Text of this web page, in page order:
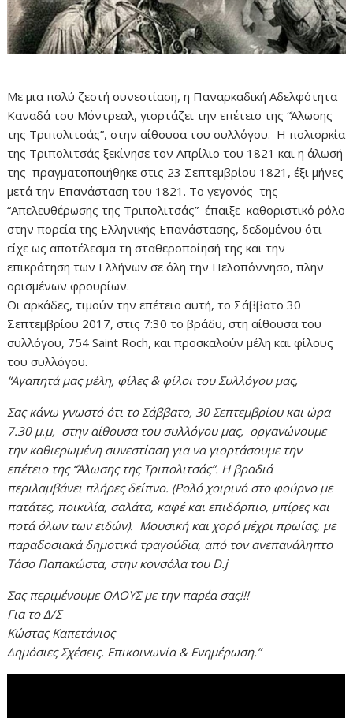
​Με μια πολύ ζεστή συνεστίαση, η Παναρκαδική Αδελφότητα
Καναδά του Μόντρεαλ, γιορτάζει την επέτειο της “Άλωσης
της Τριπολιτσάς”, στην αίθουσα του συλλόγου. Η πολιορκία
της Τριπολιτσάς ξεκίνησε τον Απρίλιο του 1821 και η άλωσή
της πραγματοποιήθηκε στις 23 Σεπτεμβρίου 1821, έξι μήνες
μετά την Επανάσταση του 1821. Το γεγονός της
“Απελευθέρωσης της Τριπολιτσάς” έπαιξε καθοριστικό ρόλο
στην πορεία της Ελληνικής Επανάστασης, δεδομένου ότι
είχε ως αποτέλεσμα τη σταθεροποίησή της και την
επικράτηση των Ελλήνων σε όλη την Πελοπόννησο, πλην
ορισμένων φρουρίων.
Οι αρκάδες, τιμούν την επέτειο αυτή, το Σάββατο 30
Σεπτεμβρίου 2017, στις 7:30 το βράδυ, στη αίθουσα του
συλλόγου, 754 Saint Roch, και προσκαλούν μέλη και φίλους
του συλλόγου.
“Αγαπητά μας μέλη, φίλες & φίλοι του Συλλόγου μας,
Σας κάνω γνωστό ότι το Σάββατο, 30 Σεπτεμβρίου και ώρα
7.30 μ.μ, στην αίθουσα του συλλόγου μας, οργανώνουμε
την καθιερωμένη συνεστίαση για να γιορτάσουμε την
επέτειο της “Άλωσης της Τριπολιτσάς”. Η βραδιά
περιλαμβάνει πλήρες δείπνο. (Ρολό χοιρινό στο φούρνο με
πατάτες, ποικιλία, σαλάτα, καφέ και επιδόρπιο, μπίρες και
ποτά όλων των ειδών). Μουσική και χορό μέχρι πρωίας, με
παραδοσιακά δημοτικά τραγούδια, από τον ανεπανάληπτο
Τάσο Παπακώστα, στην κονσόλα του D.j
Σας περιμένουμε ΟΛΟΥΣ με την παρέα σας!!!
Για το Δ/Σ
Κώστας Καπετάνιος
Δημόσιες Σχέσεις. Επικοινωνία & Ενημέρωση.”